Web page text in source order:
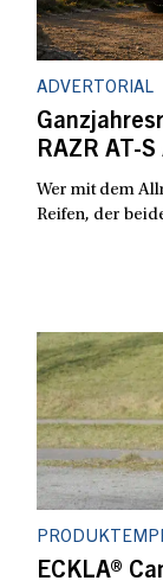
ADVERTORIAL
RAZR AT-S
Wer mit dem
Reifen, der
ECKLA®